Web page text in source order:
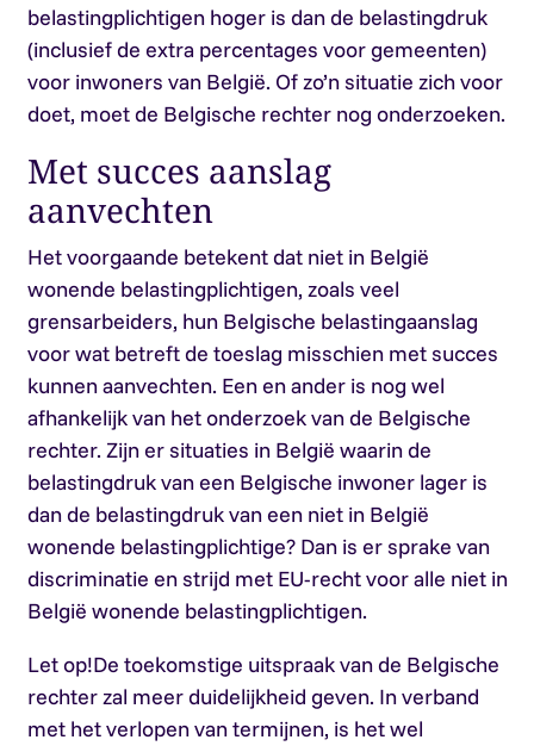
belastingplichtigen hoger is dan de belastingdruk
(inclusief de extra percentages voor gemeenten)
voor inwoners van België. Of zo’n situatie zich voor
doet, moet de Belgische rechter nog onderzoeken.
Met succes aanslag
aanvechten
Het voorgaande betekent dat niet in België
wonende belastingplichtigen, zoals veel
grensarbeiders, hun Belgische belastingaanslag
voor wat betreft de toeslag misschien met succes
kunnen aanvechten. Een en ander is nog wel
afhankelijk van het onderzoek van de Belgische
rechter. Zijn er situaties in België waarin de
belastingdruk van een Belgische inwoner lager is
dan de belastingdruk van een niet in België
wonende belastingplichtige? Dan is er sprake van
discriminatie en strijd met EU-recht voor alle niet in
België wonende belastingplichtigen.
Let op!De toekomstige uitspraak van de Belgische
rechter zal meer duidelijkheid geven. In verband
met het verlopen van termijnen, is het wel